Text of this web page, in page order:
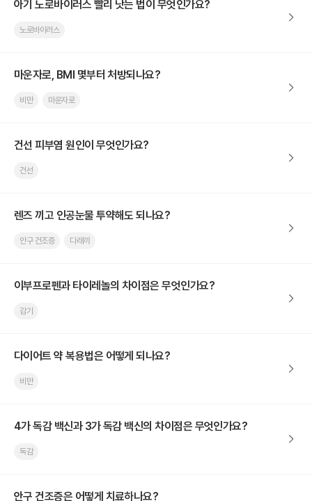
아기 노로바이러스 빨리 낫는 법이 무엇인가요?
노로바이러스
마운자로, BMI 몇부터 처방되나요?
비만 마운자로
건선 피부염 원인이 무엇인가요?
건선
렌즈 끼고 인공눈물 투약해도 되나요?
안구 건조증 다래끼
이부프로펜과 타이레놀의 차이점은 무엇인가요?
감기
다이어트 약 복용법은 어떻게 되나요?
비만
4가 독감 백신과 3가 독감 백신의 차이점은 무엇인가요?
독감
안구 건조증은 어떻게 치료하나요?